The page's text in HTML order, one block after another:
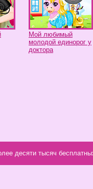
Мой любимый
молодой единорог у
докторa
десяти тысяч